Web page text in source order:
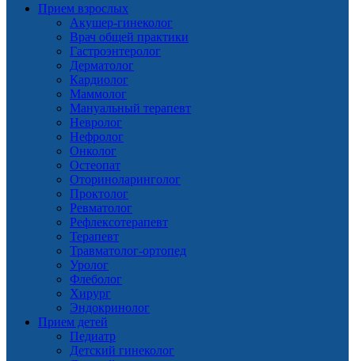
Прием взрослых
Акушер-гинеколог
Врач общей практики
Гастроэнтеролог
Дерматолог
Кардиолог
Маммолог
Мануальный терапевт
Невролог
Нефролог
Онколог
Остеопат
Оториноларинголог
Проктолог
Ревматолог
Рефлексотерапевт
Терапевт
Травматолог-ортопед
Уролог
Флеболог
Хирург
Эндокринолог
Прием детей
Педиатр
Детский гинеколог